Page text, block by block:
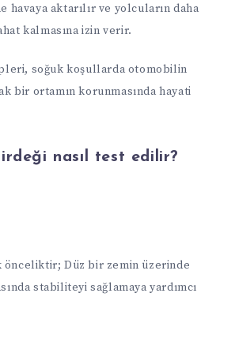
havaya aktarılır ve yolcuların daha
kalmasına izin verir.
soğuk koşullarda otomobilin
bir ortamın korunmasında hayati
nasıl test edilir?
önceliktir; Düz bir zemin üzerinde
stabiliteyi sağlamaya yardımcı